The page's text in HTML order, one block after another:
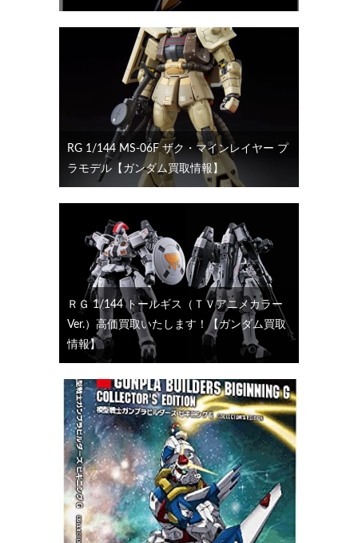
RG 1/144 MS-06F ザク・マインレイヤー プ
ラモデル【ガンダム買取情報】
ＲＧ 1/144 トールギス（ＴＶアニメカラー
Ver.）高価買取いたします！【ガンダム買取
情報】